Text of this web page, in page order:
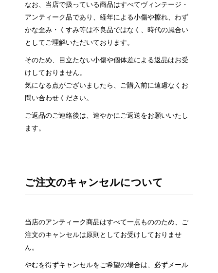
なお、当店で扱っている商品はすべてヴィンテージ・
アンティーク品であり、経年による小傷や擦れ、わず
かな歪み・くすみ等は不良品ではなく、時代の風合い
としてご理解いただいております。
そのため、目立たない小傷や個体差による返品はお受
けしておりません。
気になる点がございましたら、ご購入前に遠慮なくお
問い合わせください。
ご返品のご連絡後は、速やかにご返送をお願いいたし
ます。
ご注文のキャンセルについて
当店のアンティーク商品はすべて一点もののため、ご
注文のキャンセルは原則としてお受けしておりませ
ん。
やむを得ずキャンセルをご希望の場合は、必ずメール